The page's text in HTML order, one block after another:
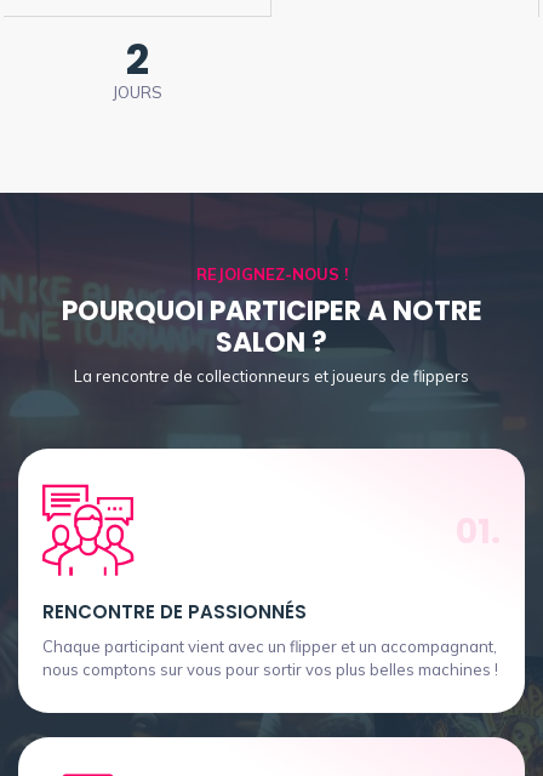
2
JOURS
REJOIGNEZ-NOUS !
POURQUOI PARTICIPER A NOTRE
SALON ?
La rencontre de collectionneurs et joueurs de flippers
01.
RENCONTRE DE PASSIONNÉS
Chaque participant vient avec un flipper et un accompagnant,
nous comptons sur vous pour sortir vos plus belles machines !